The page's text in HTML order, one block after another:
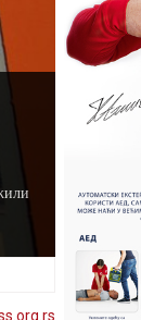
.org .rs